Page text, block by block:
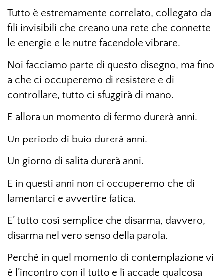
Tutto è estremamente correlato, collegato da
fili invisibili che creano una rete che connette
le energie e le nutre facendole vibrare.
Noi facciamo parte di questo disegno, ma fino
a che ci occuperemo di resistere e di
controllare, tutto ci sfuggirà di mano.
E allora un momento di fermo durerà anni.
Un periodo di buio durerà anni.
Un giorno di salita durerà anni.
E in questi anni non ci occuperemo che di
lamentarci e avvertire fatica.
E’ tutto così semplice che disarma, davvero,
disarma nel vero senso della parola.
Perché in quel momento di contemplazione vi
è l’incontro con il tutto e lì accade qualcosa